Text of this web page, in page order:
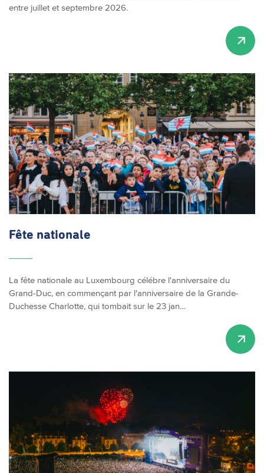
entre juillet et septembre 2026.
Fête nationale
La fête nationale au Luxembourg célébre l'anniversaire du
Grand-Duc, en commençant par l'anniversaire de la Grande-
Duchesse Charlotte, qui tombait sur le 23 jan…